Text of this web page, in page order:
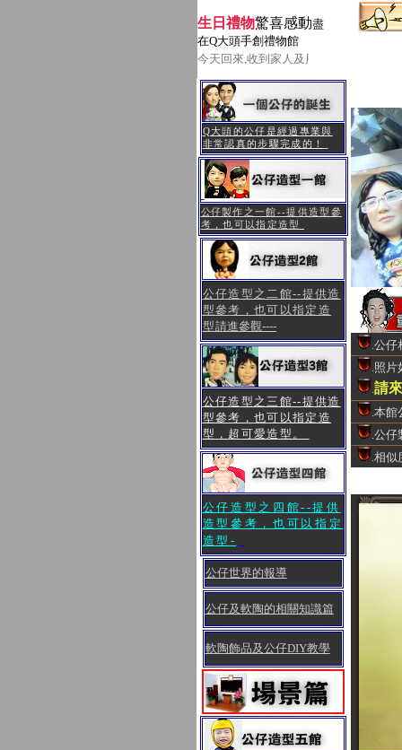
生日禮物驚喜感動盡
在Q大頭手創禮物館
今天回來,收到家人及朋友送的生日人
Q大頭的公仔是經過專業與
非常認真的步驟完成的！
公仔製作之一館--提供造型參
考，也可以指定造型
公仔造型之二館--提供造
型參考，也可以指定造
型請進參觀----
公仔造型之三館--提供造
型參考，也可以指定造
型，超可愛造型。
公仔造型之四館--提供
造型參考，也可以指定
造型 -
公仔世界的報導
公仔及軟陶的相關知識篇
軟陶飾品及公仔DIY教學
.公仔
.照片
.請
.本館
.公仔
.相似